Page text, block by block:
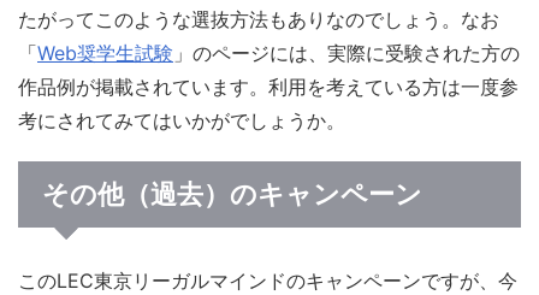
たがってこのような選抜方法もありなのでしょう。なお
「Web奨学生試験 」のページには、実際に受験された方の
作品例が掲載されています。利用を考えている方は一度参
考にされてみてはいかがでしょうか。
その他（過去）のキャンペーン
このLEC東京リーガルマインドのキャンペーンですが、今